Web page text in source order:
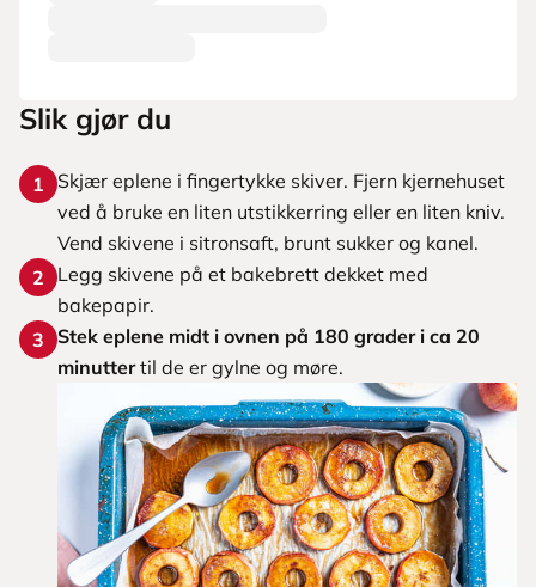
Slik gjør du
1
Skjær eplene i fingertykke skiver. Fjern kjernehuset
ved å bruke en liten utstikkerring eller en liten kniv.
Vend skivene i sitronsaft, brunt sukker og kanel.
2
Legg skivene på et bakebrett dekket med
bakepapir.
3 Stek eplene midt i ovnen på 180 grader i ca 20
minuttertil de er gylne og møre.